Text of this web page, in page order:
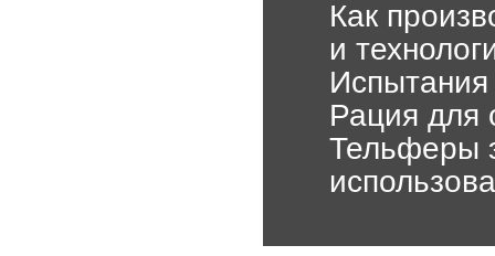
Как
и
Испытания
Рация для
Тельферы